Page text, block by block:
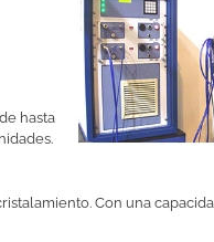
hasta
Con una